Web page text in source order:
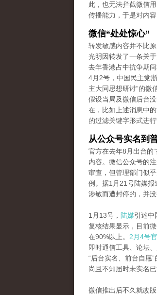
此，也无法拦截微信
传播能力，于是对内容
微信“处处惊心”
转发敏感内容并不比
光明因转发了一条关
去年香港占中抗争期
4月2号，中国民主党
主大同思想研讨”的微
假设当局及微信后台
在，比如上述消息中
的过滤关键字形式进
从公众号实名到
官方在去年8月出台的
内容。微信公众号的
审查，但管理部门似
例。据1月21号陆媒报
涉敏而遭封停的，并没
1月13号， 陆媒引述中
复核结果显示，目前
在90%以上。 2月4号
即时通信工具、论坛
“后台实名、前台自愿
尚且不知届时未实名
微信推出后不久就改